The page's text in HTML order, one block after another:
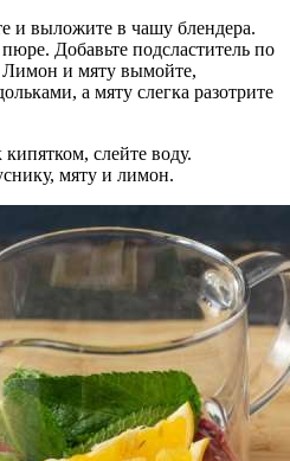
и выложите в чашу блендера.
Добавьте подсластитель по
Лимон и мяту вымойте,
а мяту слегка разотрите
слейте воду.
мяту и лимон.